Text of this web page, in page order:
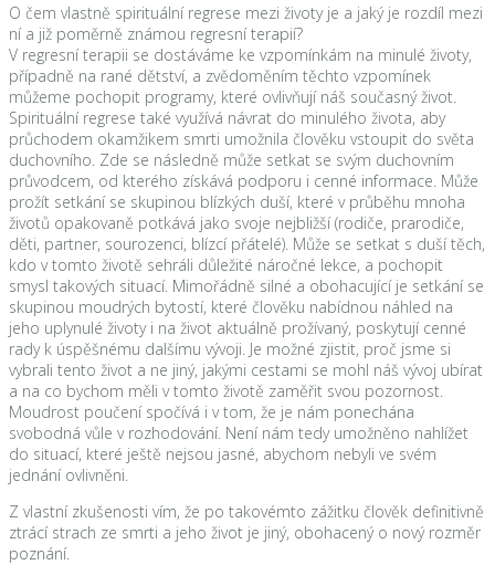
O čem vlastně spirituální regrese mezi životy je a jaký je rozdíl mezi
ní a již poměrně známou regresní terapií?
V regresní terapii se dostáváme ke vzpomínkám na minulé životy,
případně na rané dětství, a zvědoměním těchto vzpomínek
můžeme pochopit programy, které ovlivňují náš současný život.
Spirituální regrese také využívá návrat do minulého života, aby
průchodem okamžikem smrti umožnila člověku vstoupit do světa
duchovního. Zde se následně může setkat se svým duchovním
průvodcem, od kterého získává podporu i cenné informace. Může
prožít setkání se skupinou blízkých duší, které v průběhu mnoha
životů opakovaně potkává jako svoje nejbližší (rodiče, prarodiče,
děti, partner, sourozenci, blízcí přátelé). Může se setkat s duší těch,
kdo v tomto životě sehráli důležité náročné lekce, a pochopit
smysl takových situací. Mimořádně silné a obohacující je setkání se
skupinou moudrých bytostí, které člověku nabídnou náhled na
jeho uplynulé životy i na život aktuálně prožívaný, poskytují cenné
rady k úspěšnému dalšímu vývoji. Je možné zjistit, proč jsme si
vybrali tento život a ne jiný, jakými cestami se mohl náš vývoj ubírat
a na co bychom měli v tomto životě zaměřit svou pozornost.
Moudrost poučení spočívá i v tom, že je nám ponechána
svobodná vůle v rozhodování. Není nám tedy umožněno nahlížet
do situací, které ještě nejsou jasné, abychom nebyli ve svém
jednání ovlivněni.
Z vlastní zkušenosti vím, že po takovémto zážitku člověk definitivně
ztrácí strach ze smrti a jeho život je jiný, obohacený o nový rozměr
poznání.